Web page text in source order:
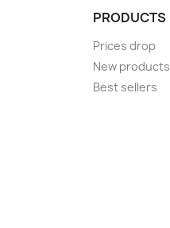
PRODUCTS
Prices drop
New products
Best sellers